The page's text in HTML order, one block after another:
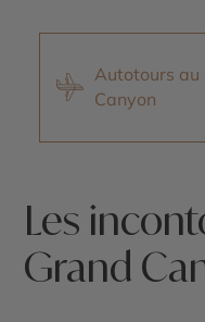
Autotours au
Canyon
Les
Grand